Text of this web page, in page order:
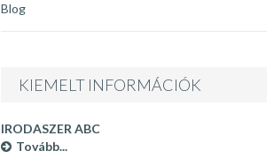
Blog
KIEMELT INFORMÁCIÓK
IRODASZER ABC
Tovább...